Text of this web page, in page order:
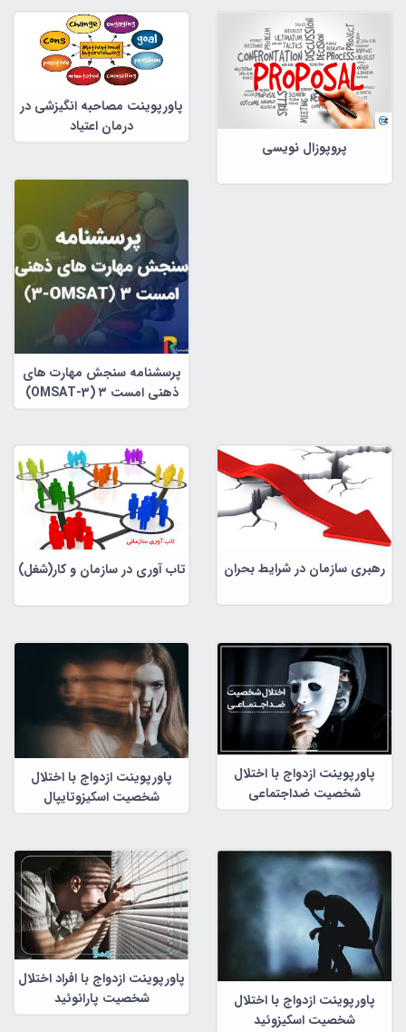
پروپوزال نویسی
پاورپوینت مصاحبه انگیزشی در
درمان اعتیاد
پرسشنامه سنجش مهارت های
ذهنی امست ۳ (OMSAT-3)
رهبری سازمان در شرایط بحران تاب آوری در سازمان و کار(شغل)
پاورپوینت ازدواج با اختلال
شخصیت ضداجتماعی
پاورپوینت ازدواج با اختلال
شخصیت اسکیزوتایپال
پاورپوینت ازدواج با اختلال
شخصیت اسکیزوئید
پاورپوینت ازدواج با افراد اختلال
شخصیت پارانوئید